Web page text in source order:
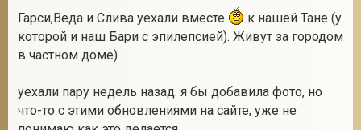
Гарси,Веда и Слива уехали вместе
к нашей Тане (у
которой и наш Бари с эпилепсией). Живут за городом
в частном доме)
уехали пару недель назад. я бы добавила фото, но
что-то с этими обновлениями на сайте, уже не